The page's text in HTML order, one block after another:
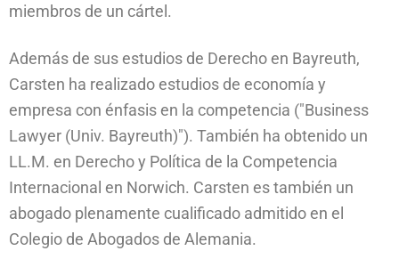
miembros de un cártel.
Además de sus estudios de Derecho en Bayreuth,
Carsten ha realizado estudios de economía y
empresa con énfasis en la competencia ("Business
Lawyer (Univ. Bayreuth)"). También ha obtenido un
LL.M. en Derecho y Política de la Competencia
Internacional en Norwich. Carsten es también un
abogado plenamente cualificado admitido en el
Colegio de Abogados de Alemania.